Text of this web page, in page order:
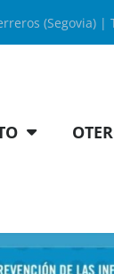
(Segovia) |